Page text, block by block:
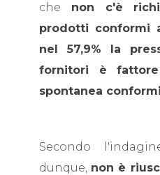
che non c'è
prodotti conformi
nel 57,9% la
fornitori è
spontanea
Secondo
dunque, non è